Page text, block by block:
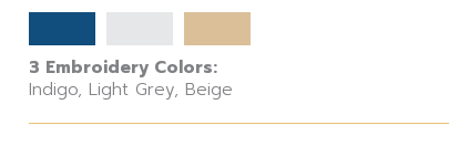
3 Embroidery Colors:
Indigo, Light Grey, Beige